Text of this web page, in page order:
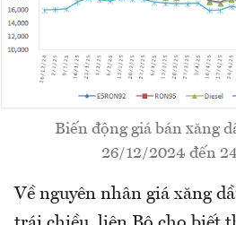
Biến động giá bán xăng
26/12/2024 đến
Về nguyên nhân giá xăng